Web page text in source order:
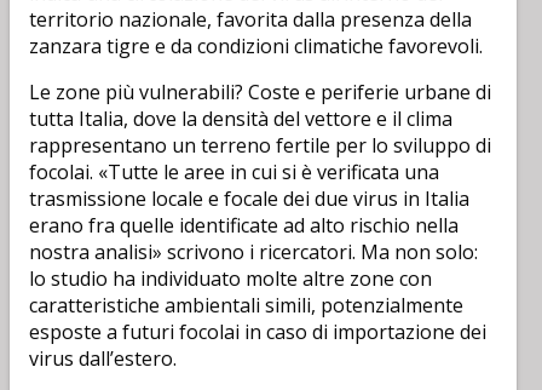
territorio nazionale, favorita dalla presenza della
zanzara tigre e da condizioni climatiche favorevoli.
Le zone più vulnerabili? Coste e periferie urbane di
tutta Italia, dove la densità del vettore e il clima
rappresentano un terreno fertile per lo sviluppo di
focolai. «Tutte le aree in cui si è verificata una
trasmissione locale e focale dei due virus in Italia
erano fra quelle identificate ad alto rischio nella
nostra analisi» scrivono i ricercatori. Ma non solo:
lo studio ha individuato molte altre zone con
caratteristiche ambientali simili, potenzialmente
esposte a futuri focolai in caso di importazione dei
virus dall’estero.